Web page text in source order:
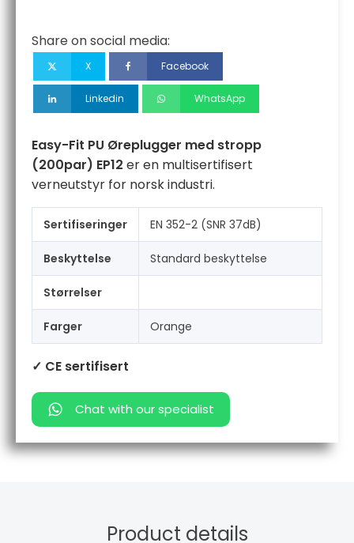
stropp
(200par)
Share on social media:
X Facebook
Linkedin WhatsApp
Easy-Fit PU Øreplugger med stropp
(200par) EP12 er en multisertifisert
verneutstyr for norsk industri.
Sertifiseringer EN 352-2 (SNR 37dB)
Beskyttelse Standard beskyttelse
Størrelser
Farger Orange
✓ CE sertifisert
Chat with our specialist
Product details